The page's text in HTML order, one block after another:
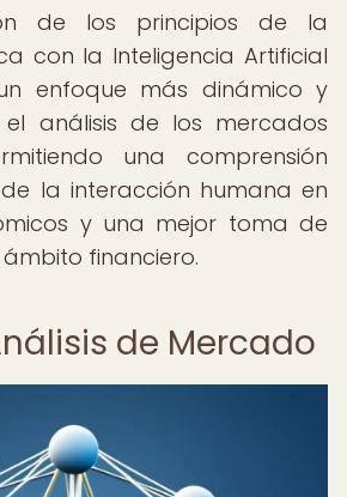
de los principios de la
con la Inteligencia Artificial
enfoque más dinámico y
análisis de los mercados
una comprensión
la interacción humana en
y una mejor toma de
financiero.
de Mercado